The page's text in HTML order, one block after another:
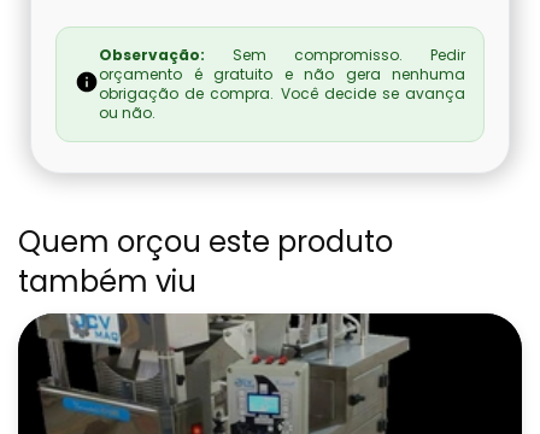
Fabricante De Seladora
Comprar Manipulador A Vácuo Para
Bombonas
Manipulador A Vácuo Para Chapas
Comprar Manipulador A Vácuo Para Caixas
Manipulador À Vácuo Para Sacaria
Observação: Sem compromisso. Pedir
orçamento é gratuito e não gera nenhuma
obrigação de compra. Você decide se avança
ou não.
Quem orçou este produto
também viu